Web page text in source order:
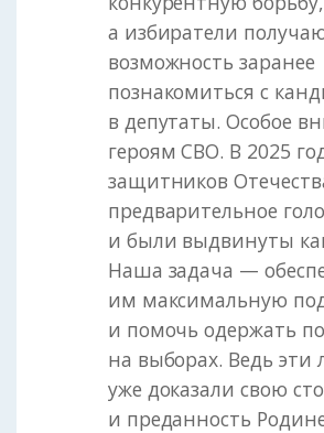
а избиратели
возможность заранее
познакомиться с
в депутаты. Особое
героям СВО. В 2025
защитников
предварительное
и были выдвинуты
Наша задача —
им максимальную
и помочь одержать
на выборах. Ведь эти
уже доказали свою
и преданность